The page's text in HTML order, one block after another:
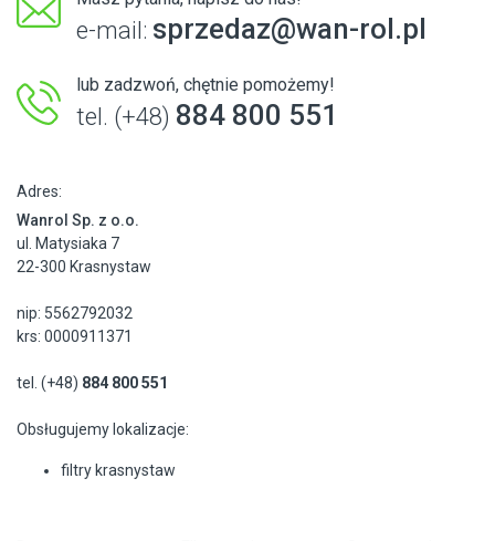
e-mail: sprzedaz@wan-rol.pl
lub zadzwoń, chętnie pomożemy!
tel. (+48) 884 800 551
Adres:
Wanrol Sp. z o.o.
ul. Matysiaka 7
22-300 Krasnystaw
nip: 5562792032
krs: 0000911371
tel. (+48) 884 800 551
Obsługujemy lokalizacje:
filtry krasnystaw